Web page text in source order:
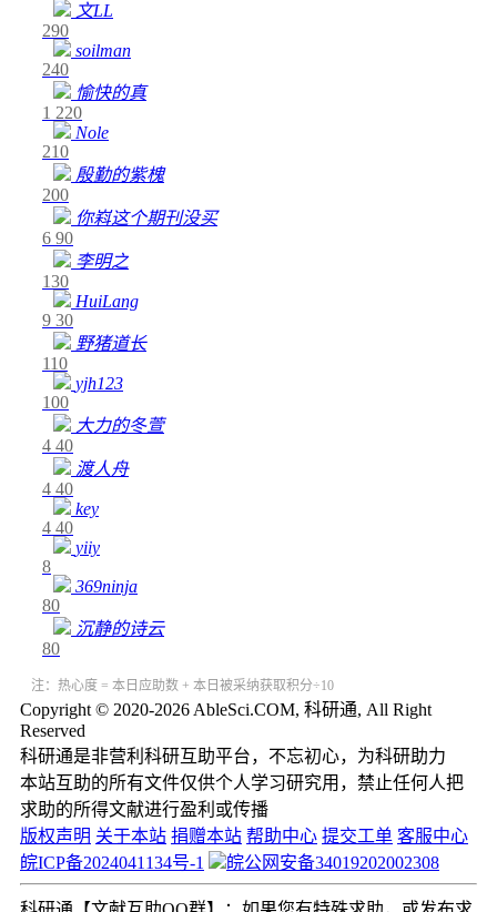
文LL
290
soilman
240
愉快的真
1 220
Nole
210
殷勤的紫槐
200
你嵙这个期刊没买
6 90
李明之
130
HuiLang
9 30
野猪道长
110
yjh123
100
大力的冬萱
4 40
渡人舟
4 40
key
4 40
yiiy
8
369ninja
80
沉静的诗云
80
注：热心度 = 本日应助数 + 本日被采纳获取积分÷10
Copyright © 2020-2026 AbleSci.COM, 科研通, All Right
Reserved
科研通是非营利科研互助平台，不忘初心，为科研助力
本站互助的所有文件仅供个人学习研究用，禁止任何人把
求助的所得文献进行盈利或传播
版权声明 关于本站 捐赠本站 帮助中心 提交工单 客服中心
皖ICP备2024041134号-1
皖公网安备34019202002308